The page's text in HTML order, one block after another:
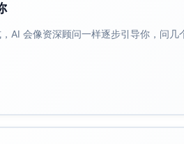
AI 会像资深顾问一样逐步引导你，问几